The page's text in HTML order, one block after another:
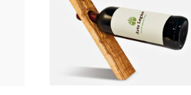
Nie, to nie je optický klam :) Drevený
stojan na jednu fľašku vína, ktorý
rozhodne vyčarí úsmev na tvári. Je
špeciálne navrhnutý tak, aby
Skladom 2